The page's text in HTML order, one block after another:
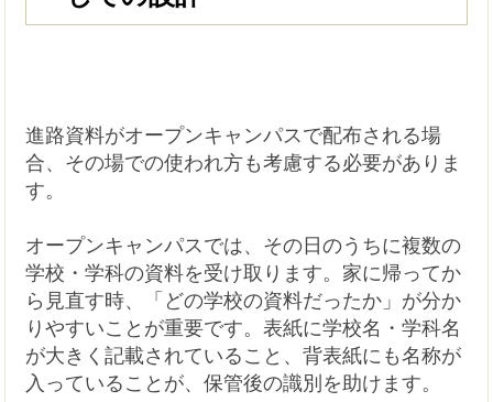
進路資料がオープンキャンパスで配布される場
合、その場での使われ方も考慮する必要がありま
す。
オープンキャンパスでは、その日のうちに複数の
学校・学科の資料を受け取ります。家に帰ってか
ら見直す時、「どの学校の資料だったか」が分か
りやすいことが重要です。表紙に学校名・学科名
が大きく記載されていること、背表紙にも名称が
入っていることが、保管後の識別を助けます。